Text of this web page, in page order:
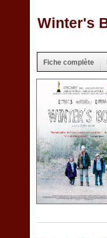
Winter's
Fiche complète